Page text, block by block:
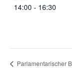
14:00 - 16:30
Parlamentarischer